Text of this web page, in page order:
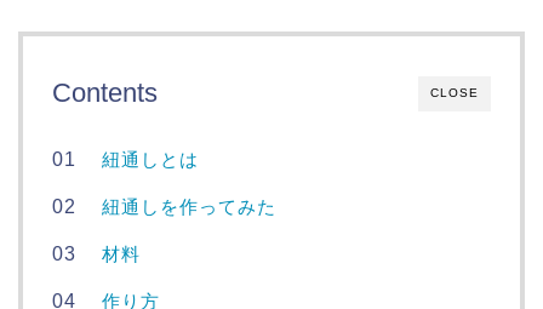
CLOSE
Contents
紐通しとは
紐通しを作ってみた
材料
作り方